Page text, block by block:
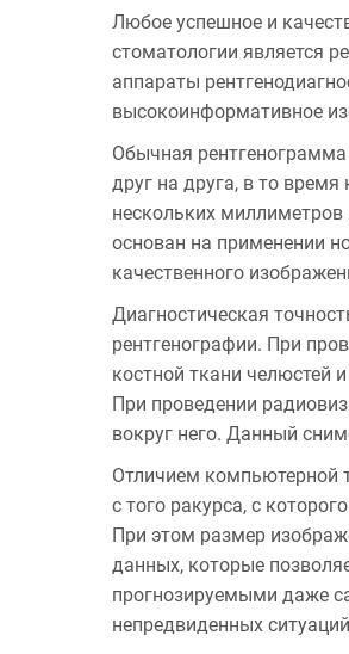
Любое успешное и
стоматологии является
аппараты
высокоинформативное
Обычная
друг на друга, в то
нескольких
основан на приме­нении
качественного
Диагностическая
рентгено­графии. При
костной ткани челюстей
При проведении
вокруг него. Данный
Отличием компьютерной
с того ракурса, с
При этом размер
данных, которые
прогнозируемыми даже
непредвиденных